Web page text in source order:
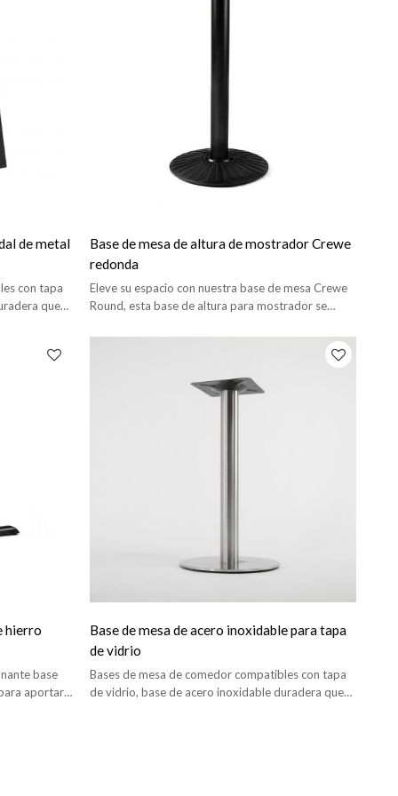
de metal
con tapa
que
Base de mesa de altura de mostrador Crewe
redonda
Eleve su espacio con nuestra base de mesa Crewe
Round, esta base de altura para mostrador se
exteriores.
hierro
base
aportar
Base de mesa de acero inoxidable para tapa
de vidrio
Bases de mesa de comedor compatibles con tapa
de vidrio, base de acero inoxidable duradera que